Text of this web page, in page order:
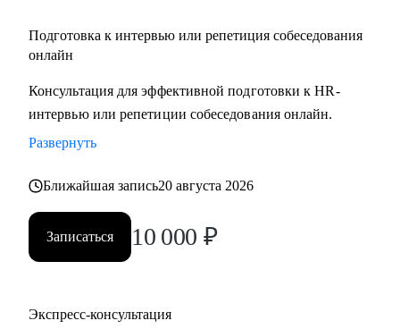
Подготовка к интервью или репетиция собеседования
онлайн
Консультация для эффективной подготовки к HR-
интервью или репетиции собеседования онлайн.
Развернуть
Ближайшая запись20 августа 2026
Записаться 10 000 ₽
Экспресс-консультация